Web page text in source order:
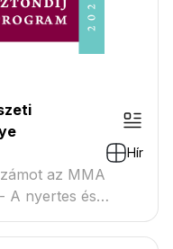
Hír
az MMA
A nyertes és
megtekinthető a